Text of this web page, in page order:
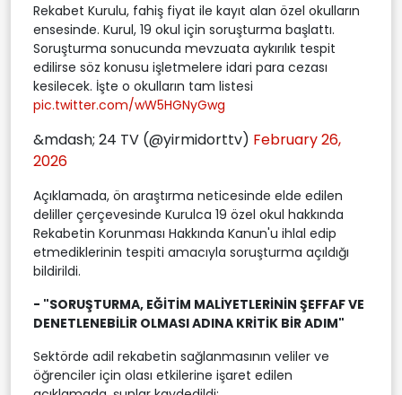
Rekabet Kurulu, fahiş fiyat ile kayıt alan özel okulların
ensesinde. Kurul, 19 okul için soruşturma başlattı.
Soruşturma sonucunda mevzuata aykırılık tespit
edilirse söz konusu işletmelere idari para cezası
kesilecek. İşte o okulların tam listesi
pic.twitter.com/wW5HGNyGwg
&mdash; 24 TV (@yirmidorttv) February 26,
2026
Açıklamada, ön araştırma neticesinde elde edilen
deliller çerçevesinde Kurulca 19 özel okul hakkında
Rekabetin Korunması Hakkında Kanun'u ihlal edip
etmediklerinin tespiti amacıyla soruşturma açıldığı
bildirildi.
- "SORUŞTURMA, EĞİTİM MALİYETLERİNİN ŞEFFAF VE
DENETLENEBİLİR OLMASI ADINA KRİTİK BİR ADIM"
Sektörde adil rekabetin sağlanmasının veliler ve
öğrenciler için olası etkilerine işaret edilen